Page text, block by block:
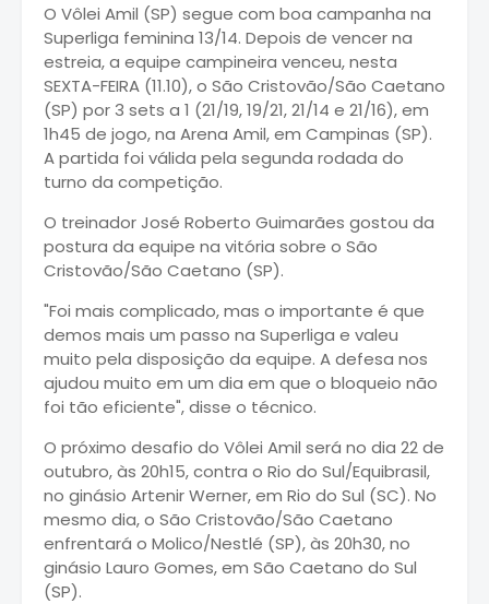
O Vôlei Amil (SP) segue com boa campanha na
Superliga feminina 13/14. Depois de vencer na
estreia, a equipe campineira venceu, nesta
SEXTA-FEIRA (11.10), o São Cristovão/São Caetano
(SP) por 3 sets a 1 (21/19, 19/21, 21/14 e 21/16), em
1h45 de jogo, na Arena Amil, em Campinas (SP).
A partida foi válida pela segunda rodada do
turno da competição.
O treinador José Roberto Guimarães gostou da
postura da equipe na vitória sobre o São
Cristovão/São Caetano (SP).
"Foi mais complicado, mas o importante é que
demos mais um passo na Superliga e valeu
muito pela disposição da equipe. A defesa nos
ajudou muito em um dia em que o bloqueio não
foi tão eficiente", disse o técnico.
O próximo desafio do Vôlei Amil será no dia 22 de
outubro, às 20h15, contra o Rio do Sul/Equibrasil,
no ginásio Artenir Werner, em Rio do Sul (SC). No
mesmo dia, o São Cristovão/São Caetano
enfrentará o Molico/Nestlé (SP), às 20h30, no
ginásio Lauro Gomes, em São Caetano do Sul
(SP).